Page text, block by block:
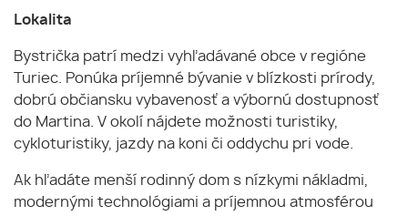
Lokalita
Bystrička patrí medzi vyhľadávané obce v regióne
Turiec. Ponúka príjemné bývanie v blízkosti prírody,
dobrú občiansku vybavenosť a výbornú dostupnosť
do Martina. V okolí nájdete možnosti turistiky,
cykloturistiky, jazdy na koni či oddychu pri vode.
Ak hľadáte menší rodinný dom s nízkymi nákladmi,
modernými technológiami a príjemnou atmosférou